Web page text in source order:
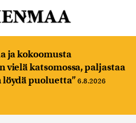
ja kokoomusta
vielä katsomossa, paljastaa
löydä puoluetta” 6.8.2026